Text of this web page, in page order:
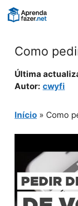
Pular
para
Como
Última
Autor: cwyfi
Início » Como